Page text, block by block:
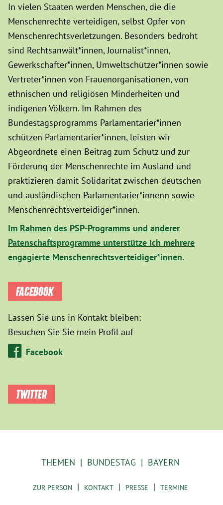
In vielen Staaten werden Menschen, die die
Menschenrechte verteidigen, selbst Opfer von
Menschenrechtsverletzungen. Besonders bedroht
sind Rechtsanwält*innen, Journalist*innen,
Gewerkschafter*innen, Umweltschützer*innen sowie
Vertreter*innen von Frauenorganisationen, von
ethnischen und religiösen Minderheiten und
indigenen Völkern. Im Rahmen des
Bundestagsprogramms Parlamentarier*innen
schützen Parlamentarier*innen, leisten wir
Abgeordnete einen Beitrag zum Schutz und zur
Förderung der Menschenrechte im Ausland und
praktizieren damit Solidarität zwischen deutschen
und ausländischen Parlamentarier*innenn sowie
Menschenrechtsverteidiger*innen.
Im Rahmen des PSP-Programms und anderer
Patenschaftsprogramme unterstütze ich mehrere
engagierte Menschenrechtsverteidiger*innen.
FACEBOOK
Lassen Sie uns in Kontakt bleiben:
Besuchen Sie Sie mein Profil auf
Facebook
TWITTER
THEMEN BUNDESTAG BAYERN
ZUR PERSON KONTAKT PRESSE TERMINE